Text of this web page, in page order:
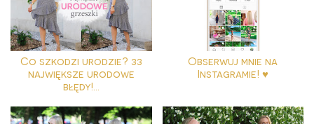
Co szkodzi urodzie? 33
największe urodowe
błędy!...
Obserwuj mnie na
Instagramie! ♥